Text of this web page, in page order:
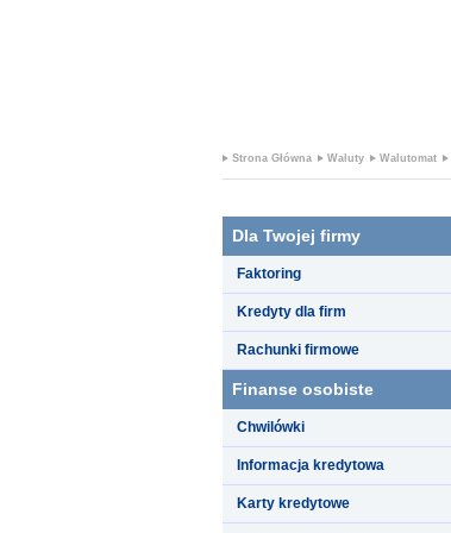
Strona Główna Waluty Walutomat
Dla Twojej firmy
Faktoring
Kredyty dla firm
Rachunki firmowe
Finanse osobiste
Chwilówki
Informacja kredytowa
Karty kredytowe